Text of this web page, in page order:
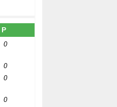
P
0
0
0
0